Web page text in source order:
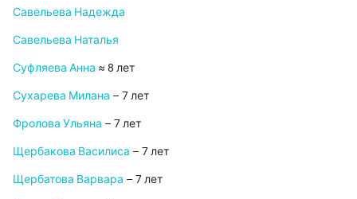
Савельева Надежда
Савельева Наталья
Суфляева Анна ≈ 8 лет
Сухарева Милана – 7 лет
Фролова Ульяна – 7 лет
Щербакова Василиса – 7 лет
Щербатова Варвара – 7 лет